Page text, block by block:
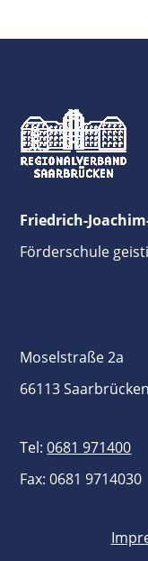
Friedrich-
Förderschule
Moselstraße 2a
66113 Saarbrücken
Tel:0681 971400
Fax: 0681 9714030